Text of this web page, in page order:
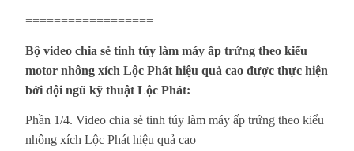
==================
Bộ video chia sẻ tinh túy làm máy ấp trứng theo kiểu
motor nhông xích Lộc Phát hiệu quả cao được thực hiện
bởi đội ngũ kỹ thuật Lộc Phát:
Phần 1/4. Video chia sẻ tinh túy làm máy ấp trứng theo kiểu
nhông xích Lộc Phát hiệu quả cao